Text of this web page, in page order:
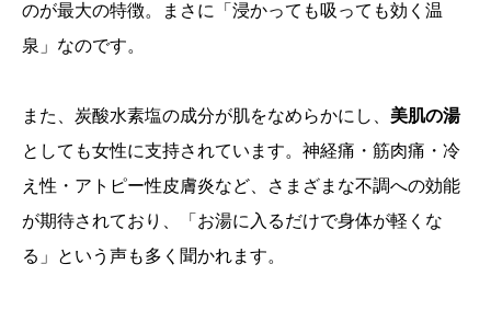
のが最大の特徴。まさに「浸かっても吸っても効く温
泉」なのです。
また、炭酸水素塩の成分が肌をなめらかにし、 美肌の湯
としても女性に支持されています。神経痛・筋肉痛・冷
え性・アトピー性皮膚炎など、さまざまな不調への効能
が期待されており、「お湯に入るだけで身体が軽くな
る」という声も多く聞かれます。